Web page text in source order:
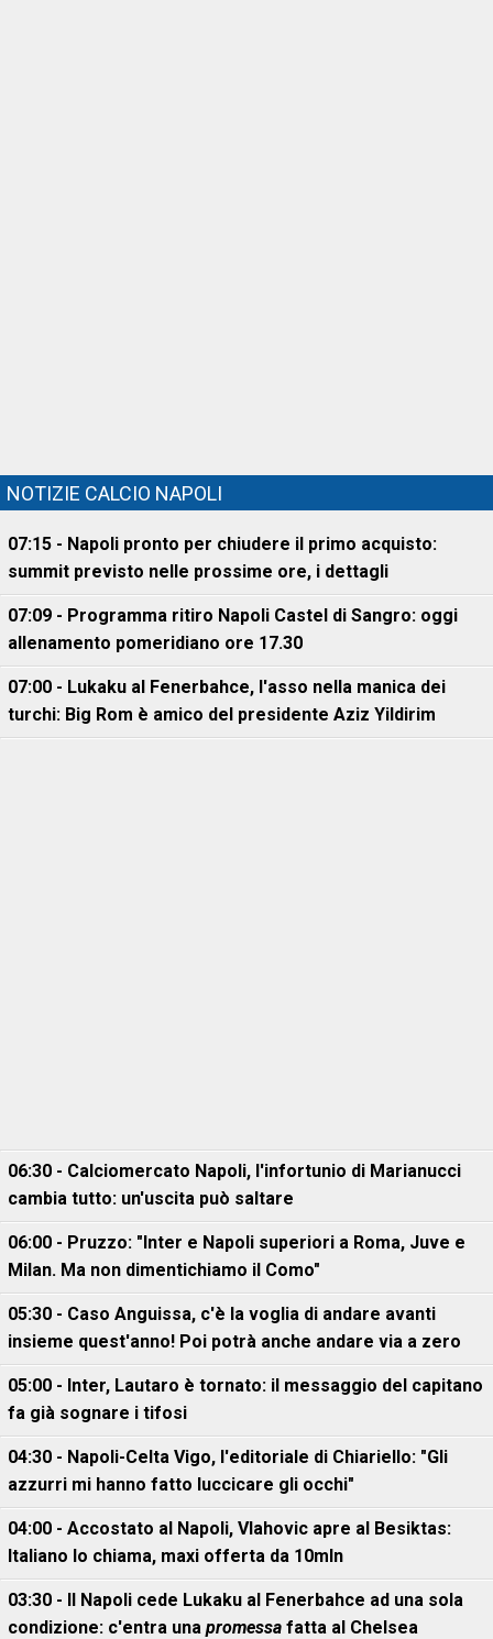
NOTIZIE CALCIO NAPOLI
07:15 - Napoli pronto per chiudere il primo acquisto:
summit previsto nelle prossime ore, i dettagli
07:09 - Programma ritiro Napoli Castel di Sangro: oggi
allenamento pomeridiano ore 17.30
07:00 - Lukaku al Fenerbahce, l'asso nella manica dei
turchi: Big Rom è amico del presidente Aziz Yildirim
06:30 - Calciomercato Napoli, l'infortunio di Marianucci
cambia tutto: un'uscita può saltare
06:00 - Pruzzo: "Inter e Napoli superiori a Roma, Juve e
Milan. Ma non dimentichiamo il Como"
05:30 - Caso Anguissa, c'è la voglia di andare avanti
insieme quest'anno! Poi potrà anche andare via a zero
05:00 - Inter, Lautaro è tornato: il messaggio del capitano
fa già sognare i tifosi
04:30 - Napoli-Celta Vigo, l'editoriale di Chiariello: "Gli
azzurri mi hanno fatto luccicare gli occhi"
04:00 - Accostato al Napoli, Vlahovic apre al Besiktas:
Italiano lo chiama, maxi offerta da 10mln
03:30 - Il Napoli cede Lukaku al Fenerbahce ad una sola
condizione: c'entra una promessa fatta al Chelsea